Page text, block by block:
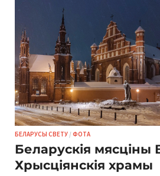
БЕЛАРУСЫ СВЕТУ /ФОТА
Беларускія мясціны
Хрысціянскія храмы